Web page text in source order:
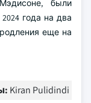
были
года на два
еще на
Kiran Pulidindi